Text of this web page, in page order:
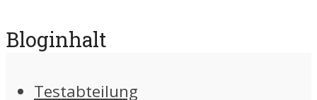
Bloginhalt
Testabteilung